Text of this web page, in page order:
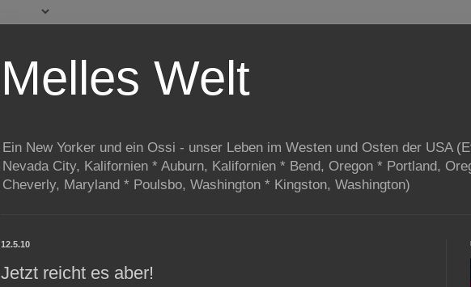
Melles Welt
Ein New Yorker und ein Ossi - unser Leben im Westen und Osten der USA
Nevada City, Kalifornien * Auburn, Kalifornien * Bend, Oregon * Portland,
Cheverly, Maryland * Poulsbo, Washington * Kingston, Washington)
12.5.10
Jetzt reicht es aber!